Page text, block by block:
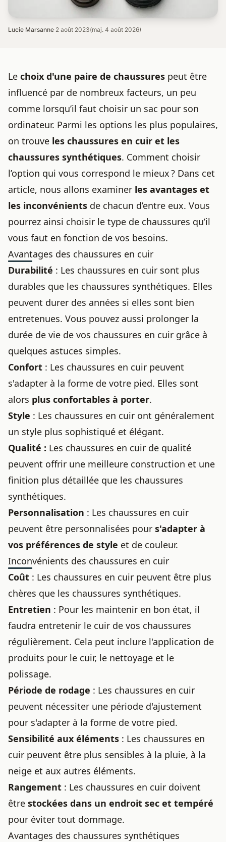
Lucie Marsanne·2 août 2023(maj. 4 août 2026)
Le choix d'une paire de chaussures peut être
influencé par de nombreux facteurs, un peu
comme lorsqu’il faut choisir un sac pour son
ordinateur. Parmi les options les plus populaires,
on trouve les chaussures en cuir et les
chaussures synthétiques. Comment choisir
l’option qui vous correspond le mieux ? Dans cet
article, nous allons examiner les avantages et
les inconvénients de chacun d’entre eux. Vous
pourrez ainsi choisir le type de chaussures qu’il
vous faut en fonction de vos besoins.
Avantages des chaussures en cuir
Durabilité : Les chaussures en cuir sont plus
durables que les chaussures synthétiques. Elles
peuvent durer des années si elles sont bien
entretenues. Vous pouvez aussi prolonger la
durée de vie de vos chaussures en cuir grâce à
quelques astuces simples.
Confort : Les chaussures en cuir peuvent
s'adapter à la forme de votre pied. Elles sont
alors plus confortables à porter.
Style : Les chaussures en cuir ont généralement
un style plus sophistiqué et élégant.
Qualité : Les chaussures en cuir de qualité
peuvent offrir une meilleure construction et une
finition plus détaillée que les chaussures
synthétiques.
Personnalisation : Les chaussures en cuir
peuvent être personnalisées pour s'adapter à
vos préférences de style et de couleur.
Inconvénients des chaussures en cuir
Coût : Les chaussures en cuir peuvent être plus
chères que les chaussures synthétiques.
Entretien : Pour les maintenir en bon état, il
faudra entretenir le cuir de vos chaussures
régulièrement. Cela peut inclure l'application de
produits pour le cuir, le nettoyage et le
polissage.
Période de rodage : Les chaussures en cuir
peuvent nécessiter une période d'ajustement
pour s'adapter à la forme de votre pied.
Sensibilité aux éléments : Les chaussures en
cuir peuvent être plus sensibles à la pluie, à la
neige et aux autres éléments.
Rangement : Les chaussures en cuir doivent
être stockées dans un endroit sec et tempéré
pour éviter tout dommage.
Avantages des chaussures synthétiques